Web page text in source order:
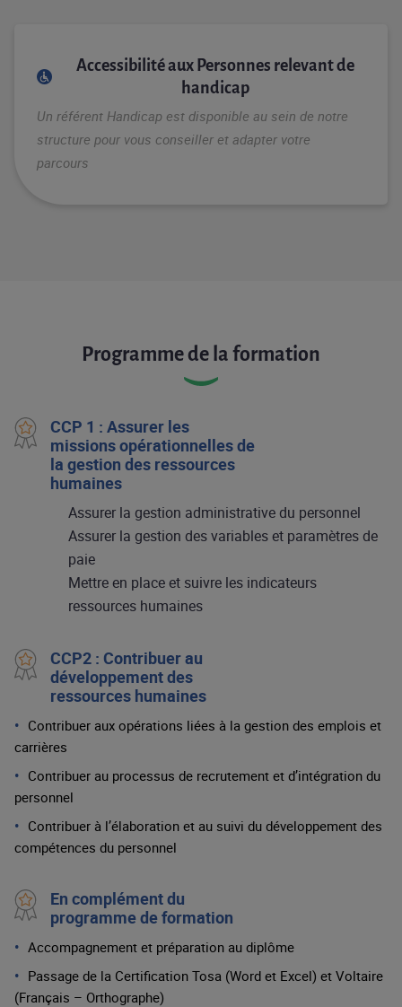
Accessibilité aux Personnes relevant de
handicap
Un référent Handicap est disponible au sein de notre
structure pour vous conseiller et adapter votre
parcours
Programme de la formation
CCP 1 : Assurer les
missions opérationnelles de
la gestion des ressources
humaines
Assurer la gestion administrative du personnel
Assurer la gestion des variables et paramètres de
paie
Mettre en place et suivre les indicateurs
ressources humaines
CCP2 : Contribuer au
développement des
ressources humaines
Contribuer aux opérations liées à la gestion des emplois et
carrières
Contribuer au processus de recrutement et d’intégration du
personnel
Contribuer à l’élaboration et au suivi du développement des
compétences du personnel
En complément du
programme de formation
Accompagnement et préparation au diplôme
Passage de la Certification Tosa (Word et Excel) et Voltaire
(Français – Orthographe)